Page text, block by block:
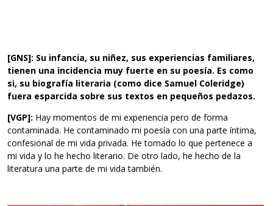
[GNS]: Su infancia, su niñez, sus experiencias familiares,
tienen una incidencia muy fuerte en su poesía. Es como
si, su biografía literaria (como dice Samuel Coleridge)
fuera esparcida sobre sus textos en pequeños pedazos.
[VGP]: Hay momentos de mi experiencia pero de forma
contaminada. He contaminado mi poesía con una parte íntima,
confesional de mi vida privada. He tomado lo que pertenece a
mi vida y lo he hecho literario. De otro lado, he hecho de la
literatura una parte de mi vida también.